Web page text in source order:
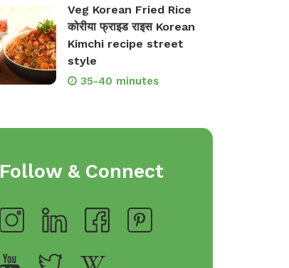
Veg Korean Fried Rice
कोरीया फ्राइड राइस Korean
Kimchi recipe street
style
35-40 minutes
Follow & Connect